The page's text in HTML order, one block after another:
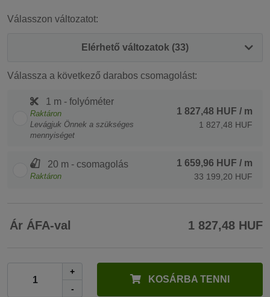
Válasszon változatot:
Elérhető változatok (33)
Válassza a következő darabos csomagolást:
1 m - folyóméter
Raktáron
Levágjuk Önnek a szükséges
mennyiséget
1 827,48 HUF / m
1 827,48 HUF
20 m - csomagolás
Raktáron
1 659,96 HUF / m
33 199,20 HUF
Ár ÁFA-val 1 827,48 HUF
+
-
KOSÁRBA TENNI